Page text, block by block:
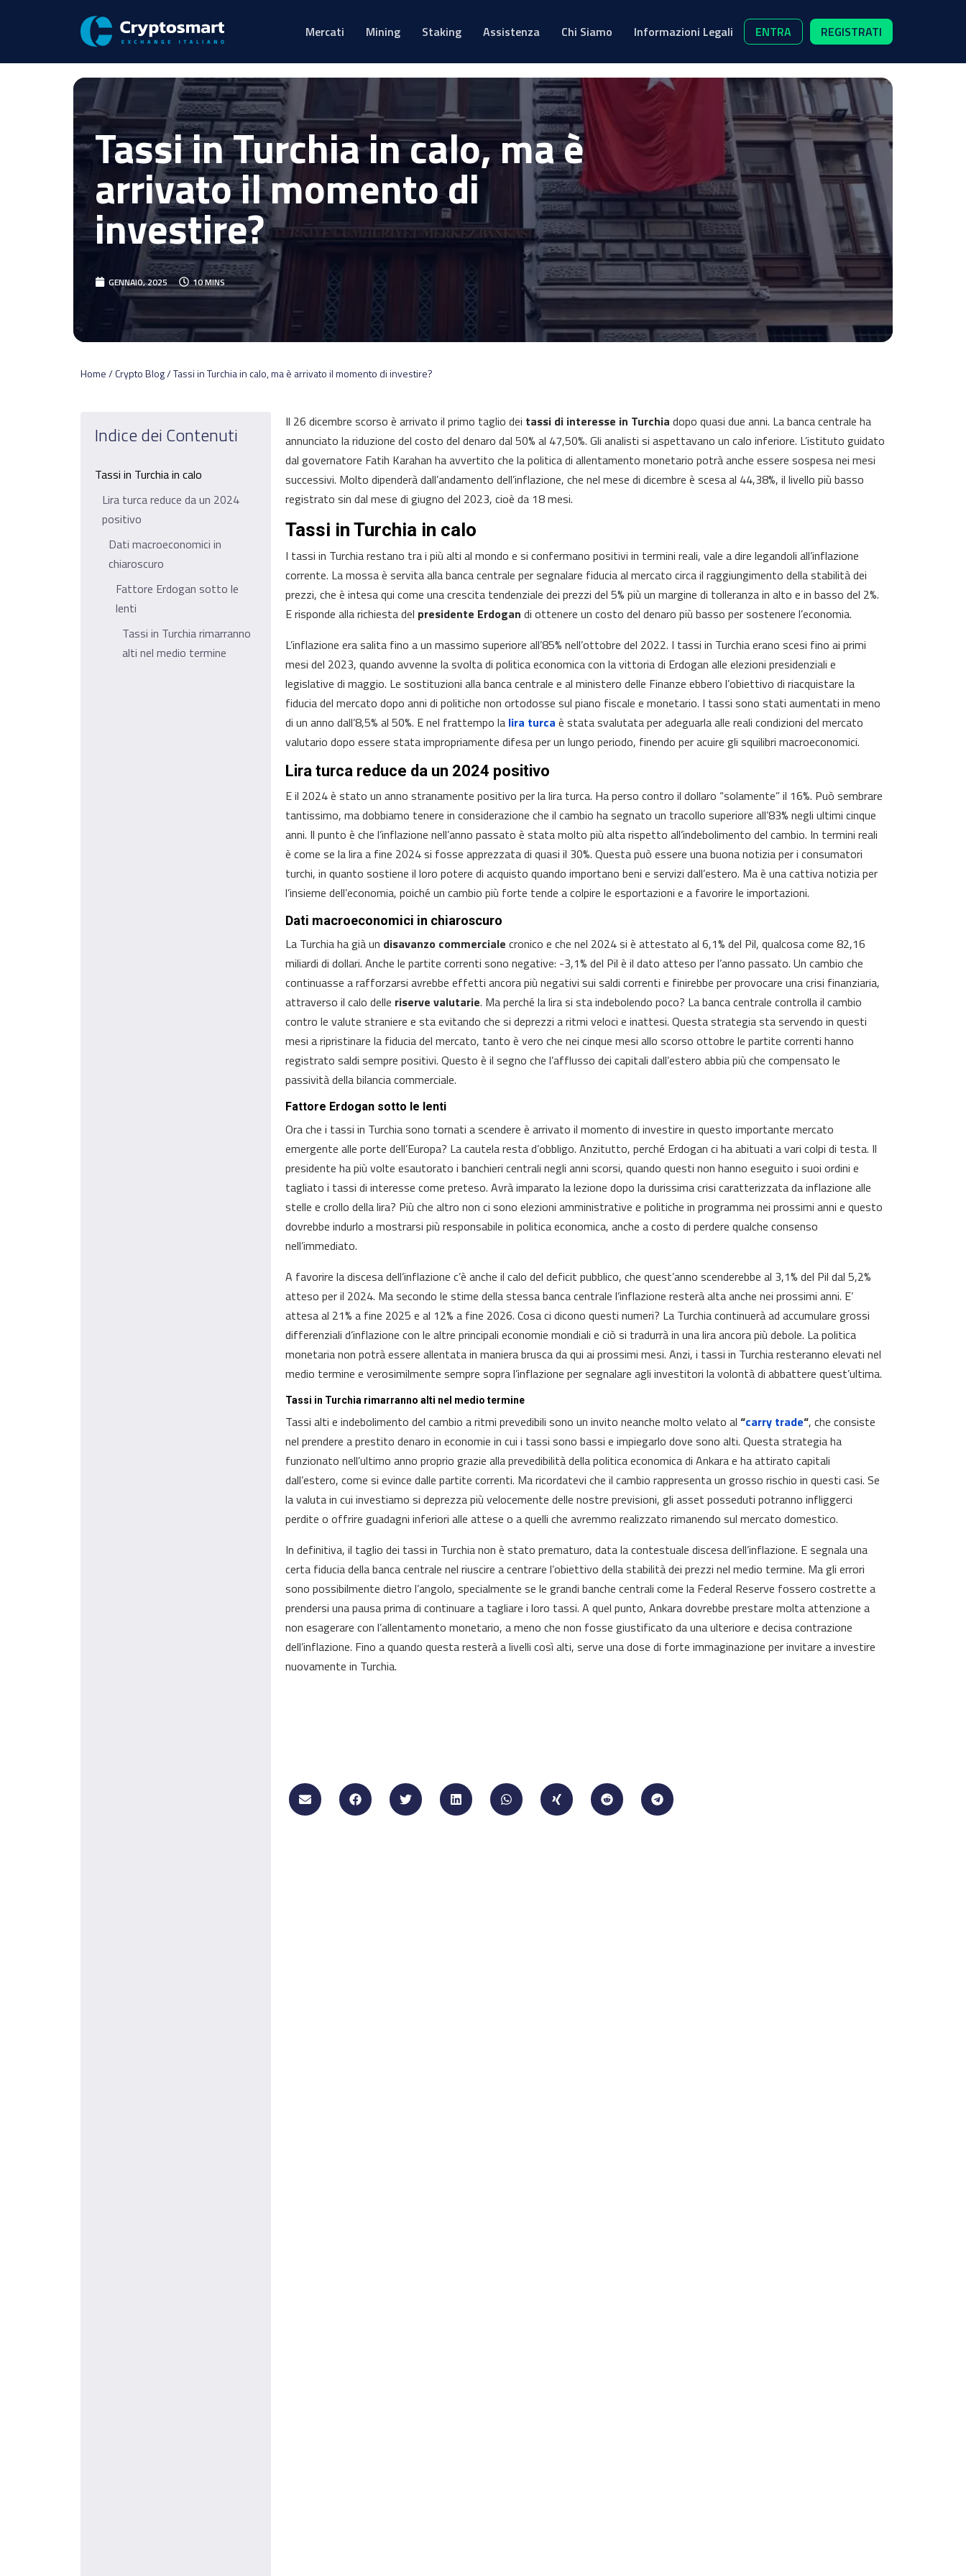
Mercati Mining Staking Assistenza Chi Siamo Informazioni Legali ENTRA REGISTRATI
Tassi in Turchia in calo, ma è
arrivato il momento di
investire?
GENNAIO, 2025 10 MINS
Home / Crypto Blog / Tassi in Turchia in calo, ma è arrivato il momento di investire?
Indice dei Contenuti
Tassi in Turchia in calo
Lira turca reduce da un 2024
positivo
Dati macroeconomici in
chiaroscuro
Fattore Erdogan sotto le
lenti
Tassi in Turchia rimarranno
alti nel medio termine
Il 26 dicembre scorso è arrivato il primo taglio dei tassi di interesse in Turchia dopo quasi due anni. La banca centrale ha
annunciato la riduzione del costo del denaro dal 50% al 47,50%. Gli analisti si aspettavano un calo inferiore. L’istituto guidato
dal governatore Fatih Karahan ha avvertito che la politica di allentamento monetario potrà anche essere sospesa nei mesi
successivi. Molto dipenderà dall’andamento dell’inflazione, che nel mese di dicembre è scesa al 44,38%, il livello più basso
registrato sin dal mese di giugno del 2023, cioè da 18 mesi.
Tassi in Turchia in calo
I tassi in Turchia restano tra i più alti al mondo e si confermano positivi in termini reali, vale a dire legandoli all’inflazione
corrente. La mossa è servita alla banca centrale per segnalare fiducia al mercato circa il raggiungimento della stabilità dei
prezzi, che è intesa qui come una crescita tendenziale dei prezzi del 5% più un margine di tolleranza in alto e in basso del 2%.
E risponde alla richiesta del presidente Erdogan di ottenere un costo del denaro più basso per sostenere l’economia.
L’inflazione era salita fino a un massimo superiore all’85% nell’ottobre del 2022. I tassi in Turchia erano scesi fino ai primi
mesi del 2023, quando avvenne la svolta di politica economica con la vittoria di Erdogan alle elezioni presidenziali e
legislative di maggio. Le sostituzioni alla banca centrale e al ministero delle Finanze ebbero l’obiettivo di riacquistare la
fiducia del mercato dopo anni di politiche non ortodosse sul piano fiscale e monetario. I tassi sono stati aumentati in meno
di un anno dall’8,5% al 50%. E nel frattempo la lira turca è stata svalutata per adeguarla alle reali condizioni del mercato
valutario dopo essere stata impropriamente difesa per un lungo periodo, finendo per acuire gli squilibri macroeconomici.
Lira turca reduce da un 2024 positivo
E il 2024 è stato un anno stranamente positivo per la lira turca. Ha perso contro il dollaro “solamente” il 16%. Può sembrare
tantissimo, ma dobbiamo tenere in considerazione che il cambio ha segnato un tracollo superiore all’83% negli ultimi cinque
anni. Il punto è che l’inflazione nell’anno passato è stata molto più alta rispetto all’indebolimento del cambio. In termini reali
è come se la lira a fine 2024 si fosse apprezzata di quasi il 30%. Questa può essere una buona notizia per i consumatori
turchi, in quanto sostiene il loro potere di acquisto quando importano beni e servizi dall’estero. Ma è una cattiva notizia per
l’insieme dell’economia, poiché un cambio più forte tende a colpire le esportazioni e a favorire le importazioni.
Dati macroeconomici in chiaroscuro
La Turchia ha già un disavanzo commerciale cronico e che nel 2024 si è attestato al 6,1% del Pil, qualcosa come 82,16
miliardi di dollari. Anche le partite correnti sono negative: -3,1% del Pil è il dato atteso per l’anno passato. Un cambio che
continuasse a rafforzarsi avrebbe effetti ancora più negativi sui saldi correnti e finirebbe per provocare una crisi finanziaria,
attraverso il calo delle riserve valutarie. Ma perché la lira si sta indebolendo poco? La banca centrale controlla il cambio
contro le valute straniere e sta evitando che si deprezzi a ritmi veloci e inattesi. Questa strategia sta servendo in questi
mesi a ripristinare la fiducia del mercato, tanto è vero che nei cinque mesi allo scorso ottobre le partite correnti hanno
registrato saldi sempre positivi. Questo è il segno che l’afflusso dei capitali dall’estero abbia più che compensato le
passività della bilancia commerciale.
Fattore Erdogan sotto le lenti
Ora che i tassi in Turchia sono tornati a scendere è arrivato il momento di investire in questo importante mercato
emergente alle porte dell’Europa? La cautela resta d’obbligo. Anzitutto, perché Erdogan ci ha abituati a vari colpi di testa. Il
presidente ha più volte esautorato i banchieri centrali negli anni scorsi, quando questi non hanno eseguito i suoi ordini e
tagliato i tassi di interesse come preteso. Avrà imparato la lezione dopo la durissima crisi caratterizzata da inflazione alle
stelle e crollo della lira? Più che altro non ci sono elezioni amministrative e politiche in programma nei prossimi anni e questo
dovrebbe indurlo a mostrarsi più responsabile in politica economica, anche a costo di perdere qualche consenso
nell’immediato.
A favorire la discesa dell’inflazione c’è anche il calo del deficit pubblico, che quest’anno scenderebbe al 3,1% del Pil dal 5,2%
atteso per il 2024. Ma secondo le stime della stessa banca centrale l’inflazione resterà alta anche nei prossimi anni. E’
attesa al 21% a fine 2025 e al 12% a fine 2026. Cosa ci dicono questi numeri? La Turchia continuerà ad accumulare grossi
differenziali d’inflazione con le altre principali economie mondiali e ciò si tradurrà in una lira ancora più debole. La politica
monetaria non potrà essere allentata in maniera brusca da qui ai prossimi mesi. Anzi, i tassi in Turchia resteranno elevati nel
medio termine e verosimilmente sempre sopra l’inflazione per segnalare agli investitori la volontà di abbattere quest’ultima.
Tassi in Turchia rimarranno alti nel medio termine
Tassi alti e indebolimento del cambio a ritmi prevedibili sono un invito neanche molto velato al “carry trade“, che consiste
nel prendere a prestito denaro in economie in cui i tassi sono bassi e impiegarlo dove sono alti. Questa strategia ha
funzionato nell’ultimo anno proprio grazie alla prevedibilità della politica economica di Ankara e ha attirato capitali
dall’estero, come si evince dalle partite correnti. Ma ricordatevi che il cambio rappresenta un grosso rischio in questi casi. Se
la valuta in cui investiamo si deprezza più velocemente delle nostre previsioni, gli asset posseduti potranno infliggerci
perdite o offrire guadagni inferiori alle attese o a quelli che avremmo realizzato rimanendo sul mercato domestico.
In definitiva, il taglio dei tassi in Turchia non è stato prematuro, data la contestuale discesa dell’inflazione. E segnala una
certa fiducia della banca centrale nel riuscire a centrare l’obiettivo della stabilità dei prezzi nel medio termine. Ma gli errori
sono possibilmente dietro l’angolo, specialmente se le grandi banche centrali come la Federal Reserve fossero costrette a
prendersi una pausa prima di continuare a tagliare i loro tassi. A quel punto, Ankara dovrebbe prestare molta attenzione a
non esagerare con l’allentamento monetario, a meno che non fosse giustificato da una ulteriore e decisa contrazione
dell’inflazione. Fino a quando questa resterà a livelli così alti, serve una dose di forte immaginazione per invitare a investire
nuovamente in Turchia.